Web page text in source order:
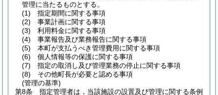
管理に当たるものとする。
(1)
指定期間に関する事項
(2)
事業計画に関する事項
(3)
利用料金に関する事項
(4)
事業報告及び業務報告に関する事項
(5)
本町が支払うべき管理費用に関する事項
(6)
個人情報等の保護に関する事項
(7)
指定の取消し及び管理業務の停止に関する事項
(8)
その他町長が必要と認める事項
(管理の基準)
第8条
指定管理者は，当該施設の設置及び管理に関する条例